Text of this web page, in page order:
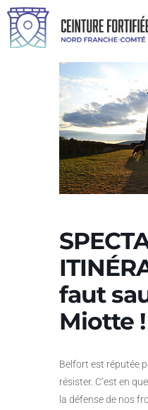
faut
Miotte !
Belfort est réputée
résister. C’est en
la défense de nos